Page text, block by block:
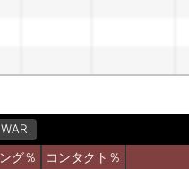
WAR
グ％
コンタクト％